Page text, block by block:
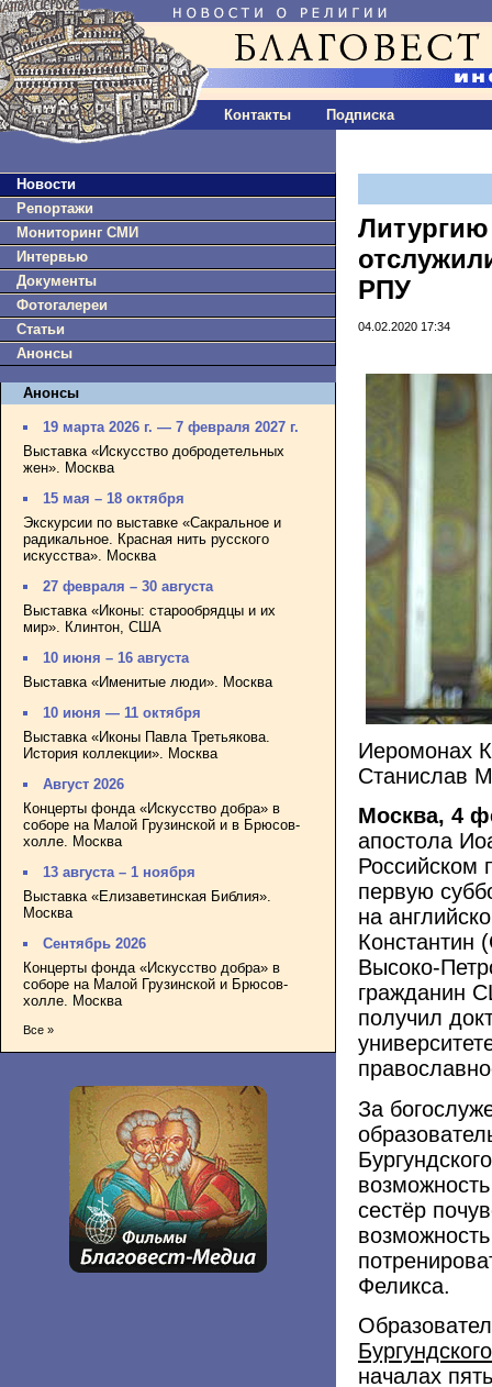
Контакты Подписка
Новости
Репортажи
Мониторинг СМИ
Интервью
Документы
Фотогалереи
Статьи
Анонсы
Анонсы
19 марта 2026 г. — 7 февраля 2027 г.
Выставка «Искусство добродетельных
жен». Москва
15 мая – 18 октября
Экскурсии по выставке «Сакральное и
радикальное. Красная нить русского
искусства». Москва
27 февраля – 30 августа
Выставка «Иконы: старообрядцы и их
мир». Клинтон, США
10 июня – 16 августа
Выставка «Именитые люди». Москва
10 июня — 11 октября
Выставка «Иконы Павла Третьякова.
История коллекции». Москва
Август 2026
Концерты фонда «Искусство добра» в
соборе на Малой Грузинской и в Брюсов-
холле. Москва
13 августа – 1 ноября
Выставка «Елизаветинская Библия».
Москва
Сентябрь 2026
Концерты фонда «Искусство добра» в
соборе на Малой Грузинской и Брюсов-
холле. Москва
Все »
Литургию
РПУ
04.02.2020 17:34
Иеромонах
Станислав
Москва, 4
апостола
Российском
первую
на
Константин
Высоко-
гражданин
получил
За
сестёр
Феликса.
Бургундского
началах